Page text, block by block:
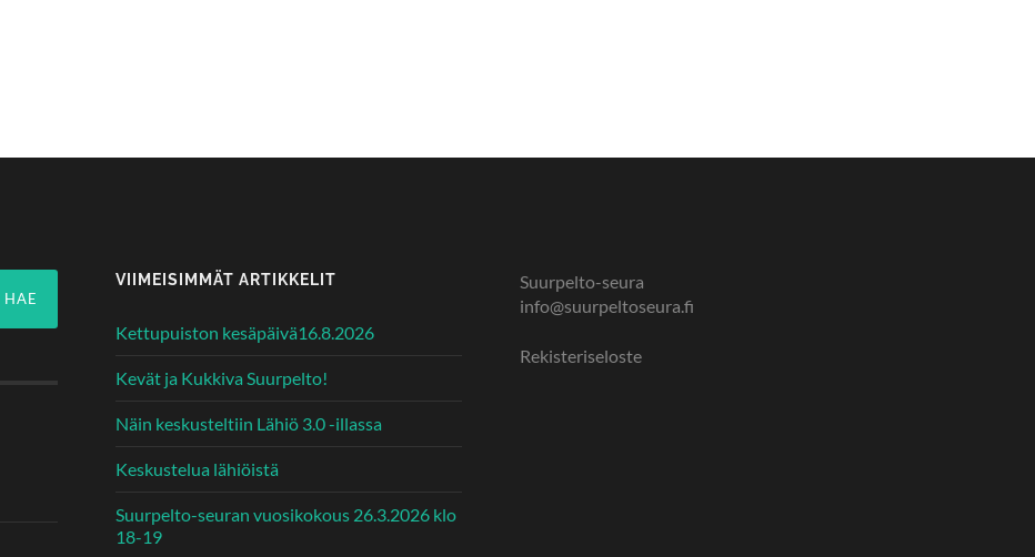
VIIMEISIMMÄT ARTIKKELIT
Kettupuiston kesäpäivä16.8.2026
Kevät ja Kukkiva Suurpelto!
Näin keskusteltiin Lähiö 3.0 -illassa
Keskustelua lähiöistä
Suurpelto-seuran vuosikokous 26.3.2026 klo
18-19
Suurpelto-seura
info@suurpeltoseura.fi
Rekisteriseloste